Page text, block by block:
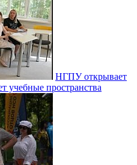
НГПУ открывает
учебные пространства